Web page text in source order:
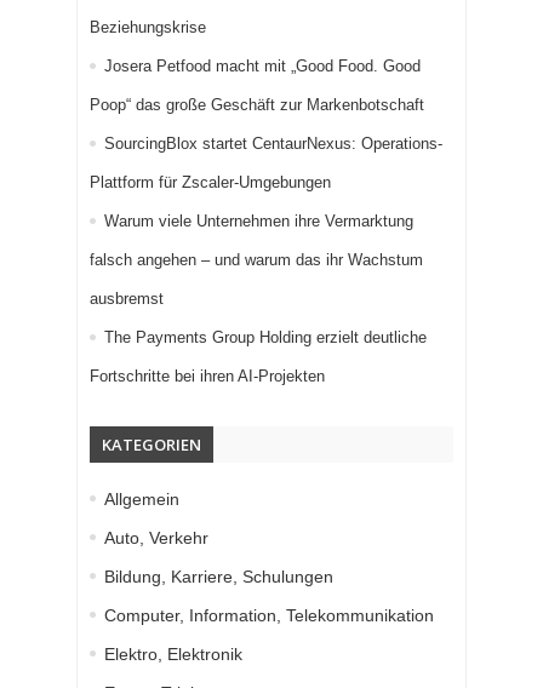
Beziehungskrise
Josera Petfood macht mit „Good Food. Good
Poop“ das große Geschäft zur Markenbotschaft
SourcingBlox startet CentaurNexus: Operations-
Plattform für Zscaler-Umgebungen
Warum viele Unternehmen ihre Vermarktung
falsch angehen – und warum das ihr Wachstum
ausbremst
The Payments Group Holding erzielt deutliche
Fortschritte bei ihren AI-Projekten
KATEGORIEN
Allgemein
Auto, Verkehr
Bildung, Karriere, Schulungen
Computer, Information, Telekommunikation
Elektro, Elektronik